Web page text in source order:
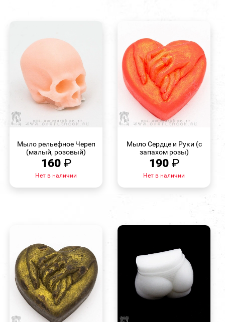
Мыло рельефное Череп
(малый, розовый)
160 ₽
Нет в наличии
Мыло Сердце и Руки (с
запахом розы)
190 ₽
Нет в наличии